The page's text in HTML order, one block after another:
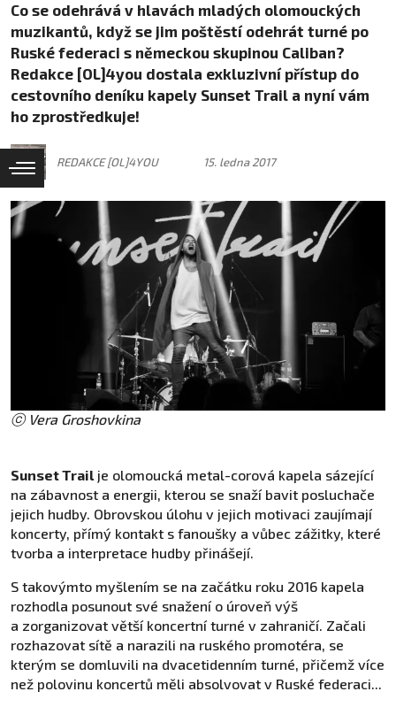
Co se odehrává v hlavách mladých olomouckých
muzikantů, když se jim poštěstí odehrát turné po
Ruské federaci s německou skupinou Caliban?
Redakce [OL]4you dostala exkluzivní přístup do
cestovního deníku kapely Sunset Trail a nyní vám
ho zprostředkuje!
REDAKCE [OL]4YOU 15. ledna 2017
ⓒ Vera Groshovkina
Sunset Trail je olomoucká metal-corová kapela sázející
na zábavnost a energii, kterou se snaží bavit posluchače
jejich hudby. Obrovskou úlohu v jejich motivaci zaujímají
koncerty, přímý kontakt s fanoušky a vůbec zážitky, které
tvorba a interpretace hudby přinášejí.
S takovýmto myšlením se na začátku roku 2016 kapela
rozhodla posunout své snažení o úroveň výš
a zorganizovat větší koncertní turné v zahraničí. Začali
rozhazovat sítě a narazili na ruského promotéra, se
kterým se domluvili na dvacetidenním turné, přičemž více
než polovinu koncertů měli absolvovat v Ruské federaci...